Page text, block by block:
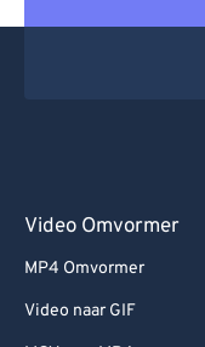
Video Omvormer
MP4 Omvormer
Video naar GIF